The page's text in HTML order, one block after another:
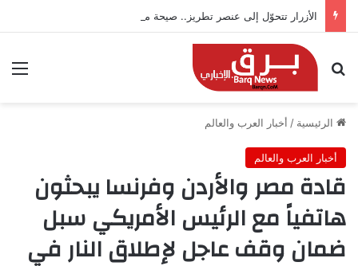
الأزرار تتحوّل إلى عنصر تطريز.. صيحة مبتكرة تزين أزياء 2026
بحث عن
الرئيسية / أخبار العرب والعالم
أخبار العرب والعالم
قادة مصر والأردن وفرنسا يبحثون
هاتفياً مع الرئيس الأمريكي سبل
ضمان وقف عاجل لإطلاق النار في